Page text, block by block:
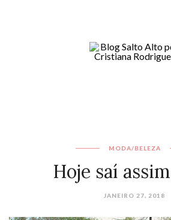
MODA/BELEZA
Hoje saí
JANEIRO 27, 2018